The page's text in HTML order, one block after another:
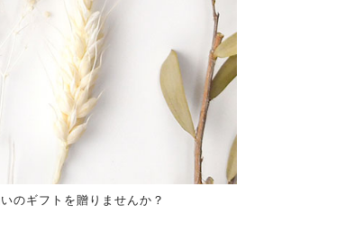
のギフトを贈りませんか？